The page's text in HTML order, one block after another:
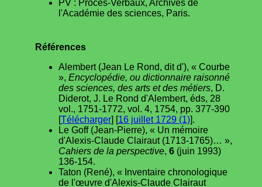
PV : Procès-Verbaux, Archives de
l'Académie des sciences, Paris.
Références
Alembert (Jean Le Rond, dit d'), « Courbe
», Encyclopédie, ou dictionnaire raisonné
des sciences, des arts et des métiers, D.
Diderot, J. Le Rond d'Alembert, éds, 28
vol., 1751-1772, vol. 4, 1754, pp. 377-390
[Télécharger] [16 juillet 1729 (1)].
Le Goff (Jean-Pierre), « Un mémoire
d'Alexis-Claude Clairaut (1713-1765)… »,
Cahiers de la perspective, 6 (juin 1993)
136-154.
Taton (René), « Inventaire chronologique
de l'œuvre d'Alexis-Claude Clairaut